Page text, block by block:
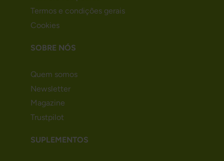
Termos e condições gerais
Cookies
SOBRE NÓS
Quem somos
Newsletter
Magazine
Trustpilot
SUPLEMENTOS